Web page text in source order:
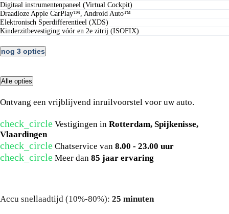
Digitaal instrumentenpaneel (Virtual Cockpit)
Draadloze Apple CarPlay™, Android Auto™
Elektronisch Sperdifferentieel (XDS)
Kinderzitbevestiging vóór en 2e zitrij (ISOFIX)
nog 3 opties
Alle opties
Ontvang een vrijblijvend inruilvoorstel voor uw auto.
check_circle Vestigingen in Rotterdam, Spijkenisse,
Vlaardingen
check_circle Chatservice van 8.00 - 23.00 uur
check_circle Meer dan 85 jaar ervaring
Accu snellaadtijd (10%-80%): 25 minuten